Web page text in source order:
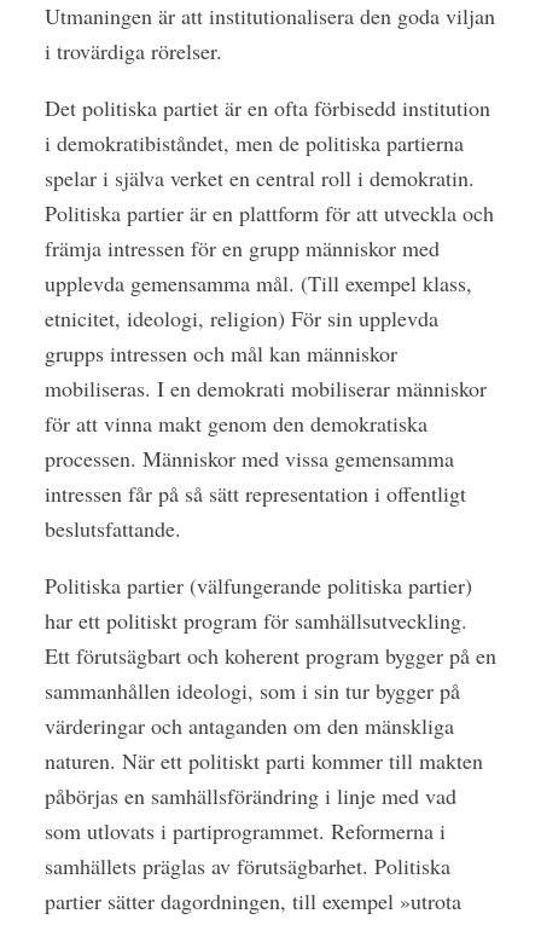
Utmaningen är att institutionalisera den goda viljan
i trovärdiga rörelser.
Det politiska partiet är en ofta förbisedd institution
i demokratibiståndet, men de politiska partierna
spelar i själva verket en central roll i demokratin.
Politiska partier är en plattform för att utveckla och
främja intressen för en grupp människor med
upplevda gemensamma mål. (Till exempel klass,
etnicitet, ideologi, religion) För sin upplevda
grupps intressen och mål kan människor
mobiliseras. I en demokrati mobiliserar människor
för att vinna makt genom den demokratiska
processen. Människor med vissa gemensamma
intressen får på så sätt representation i offentligt
beslutsfattande.
Politiska partier (välfungerande politiska partier)
har ett politiskt program för samhällsutveckling.
Ett förutsägbart och koherent program bygger på en
sammanhållen ideologi, som i sin tur bygger på
värderingar och antaganden om den mänskliga
naturen. När ett politiskt parti kommer till makten
påbörjas en samhällsförändring i linje med vad
som utlovats i partiprogrammet. Reformerna i
samhällets präglas av förutsägbarhet. Politiska
partier sätter dagordningen, till exempel »utrota